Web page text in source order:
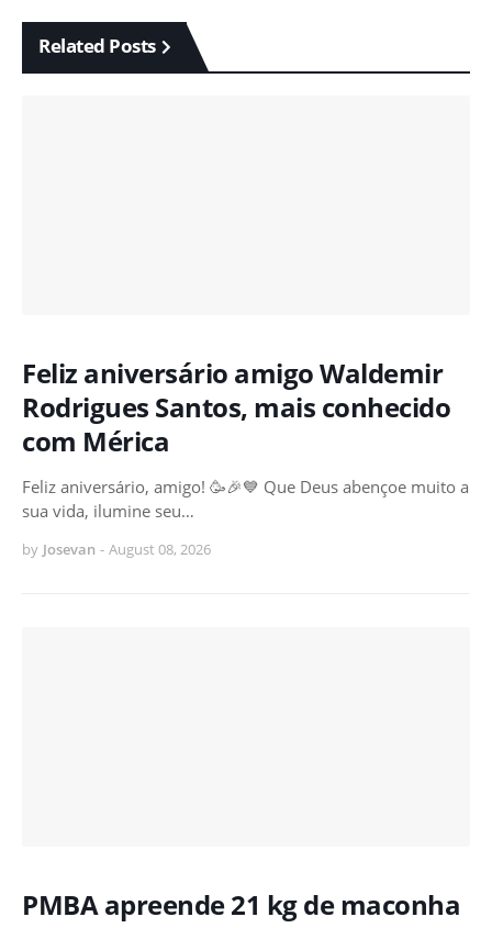
Related Posts
Feliz aniversário amigo Waldemir
Rodrigues Santos, mais conhecido
com Mérica
Feliz aniversário, amigo! 🥳🎉💙 Que Deus abençoe muito a
sua vida, ilumine seu…
by Josevan - August 08, 2026
PMBA apreende 21 kg de maconha